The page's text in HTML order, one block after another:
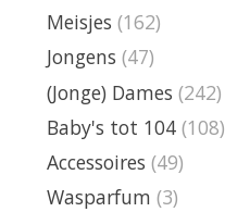
Meisjes (162)
Jongens (47)
(Jonge) Dames (242)
Baby's tot 104 (108)
Accessoires (49)
Wasparfum (3)